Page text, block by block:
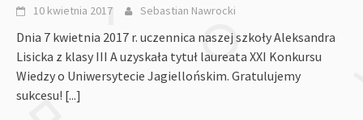
10 kwietnia 2017 Sebastian Nawrocki
Dnia 7 kwietnia 2017 r. uczennica naszej szkoły Aleksandra
Lisicka z klasy III A uzyskała tytuł laureata XXI Konkursu
Wiedzy o Uniwersytecie Jagiellońskim. Gratulujemy
sukcesu! [...]